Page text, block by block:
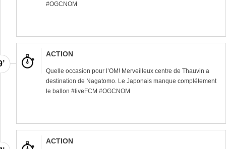
#OGCNOM
ACTION
Quelle occasion pour l’OM! Merveilleux centre de Thauvin a
destination de Nagatomo. Le Japonais manque complétement
le ballon #liveFCM #OGCNOM
ACTION